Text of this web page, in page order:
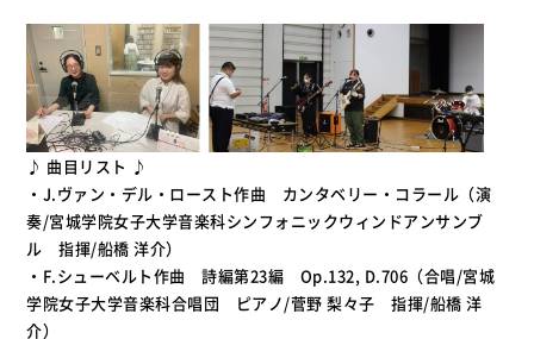
♪ 曲目リスト ♪
・J.ヴァン・デル・ロースト作曲 カンタベリー・コラール（演
奏/宮城学院女子大学音楽科シンフォニックウィンドアンサンブ
ル 指揮/船橋 洋介）
・F.シューベルト作曲 詩編第23編 Op.132, D.706（合唱/宮城
学院女子大学音楽科合唱団 ピアノ/菅野 梨々子 指揮/船橋 洋
介）